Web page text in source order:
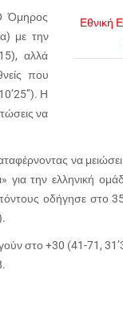
Εθνική
Όμηρος
με την
αλλά
που
Η
να
να μειώσει
την ελληνική
οδήγησε στο
στο +30 (41-71,